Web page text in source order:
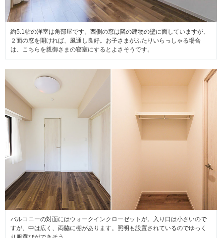
約5.1帖の洋室は角部屋です。西側の窓は隣の建物の壁に面していますが、
２面の窓を開ければ、風通し良好。お子さまがふたりいらっしゃる場合
は、こちらを親御さまの寝室にするとよさそうです。
バルコニーの対面にはウォークインクローゼットが。入り口は小さいので
すが、中は広く、両脇に棚があります。照明も設置されているのでゆっく